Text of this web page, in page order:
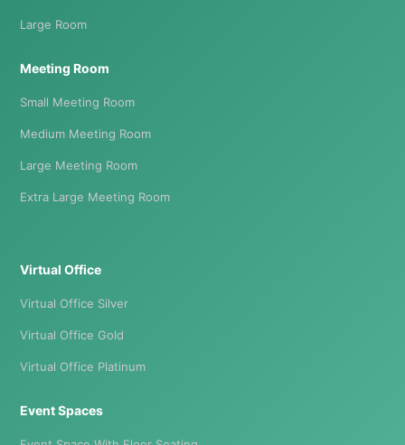
Large Room
Meeting Room
Small Meeting Room
Medium Meeting Room
Large Meeting Room
Extra Large Meeting Room
Virtual Office
Virtual Office Silver
Virtual Office Gold
Virtual Office Platinum
Event Spaces